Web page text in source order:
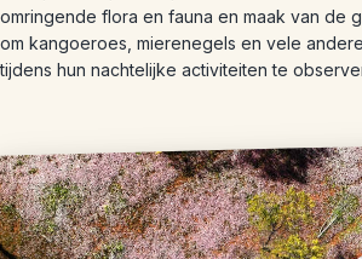
omringende flora en fauna en maak van de
om kangoeroes, mierenegels en vele
tijdens hun nachtelijke activiteiten te